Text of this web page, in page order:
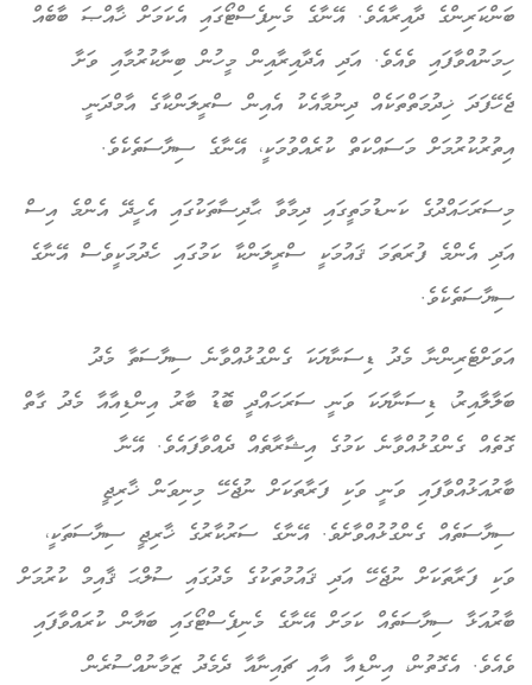
ބަންކަރިންގެ ދާއިރާއެވެ. އޭނާގެ މެނިފެސްޓޯގައި އެކަމަށް ޚާއްޞަ ބާބެއް
ހިމަނުއްވާފައި ވެއެވެ. އަދި އެދާއިރާއިން މީހުން ބިނާކުރުމާއި ވަށާ
ޖެހޭފަދަ ޚިދުމަތްތަކެއް ދިނުމާއެކު އެއިން ސްރީލަންކާގެ އާމްދަނީ
އިތުރުކުރުމަށް މަސައްކަތް ކުރެއްވުމަކީ، އޭނާގެ ސިޔާސަތެކެވެ.
މިސަރަހައްދުގެ ކަނޑުމަތީގައި ދިމާވާ ޙާދިސާތަކުގައި އެހީދޭ އެންމެ އިސް
އަދި އެންމެ ފުރަތަމަ ޤައުމަކީ ސްރީލަންކާ ކަމުގައި ހެދުމަކީވެސް އޭނާގެ
ސިޔާސަތެކެވެ.
އަވަށްޓެރިންނާ މެދު ޑިސަނާޔަކަ ގެންގުޅުއްވާނެ ސިޔާސަތާ މެދު
ބަލާލާއިރު، ޑިސަނާޔަކަ ވަނީ ސަރަހައްދީ ބޮޑު ބާރު އިންޑިއާއާ މެދު ގާތް
ގޮތެއް ގެންގުޅުއްވާނެ ކަމުގެ އިޝާރާތެއް ދެއްވާފައެވެ. އޭނާ
ބާރުއަޅުއްވާފައި ވަނީ ވަކި ފަރާތަކަށް ނުޖެހޭ މިނިވަން ޚާރިޖީ
ސިޔާސަތެއް ގެންގުޅުއްވާށެވެ. އޭނާގެ ސަރުކާރުގެ ޚާރިޖީ ސިޔާސަތަކީ،
ވަކި ފަރާތަކަށް ނުޖެހޭ އަދި ޤައުމުތަކުގެ މެދުގައި ސުލްޙަ ޤާއިމް ކުރުމަށް
ބާރުއަޅާ ސިޔާސަތެއް ކަމަށް އޭނާގެ މެނިފެސްޓޯގައި ބަޔާން ކުރައްވާފައި
ވެއެވެ. އެގޮތުން، އިންޑިއާ އާއި ޗައިނާއާ ދެމެދު ޒަމާނުއްސުރެން